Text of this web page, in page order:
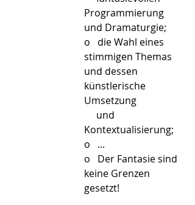
Programmierung
und Dramaturgie;
o   die Wahl eines
stimmigen Themas
und dessen
künstlerische
Umsetzung
Kontextualisierung;
o   ...
o   Der Fantasie sind
keine Grenzen
gesetzt!